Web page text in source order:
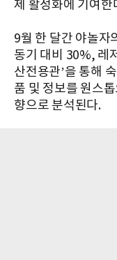
제 활성화에 기여한
9월 한 달간 야놀자
동기 대비 30%, 레
산전용관’을 통해
품 및 정보를 원스
향으로 분석된다.